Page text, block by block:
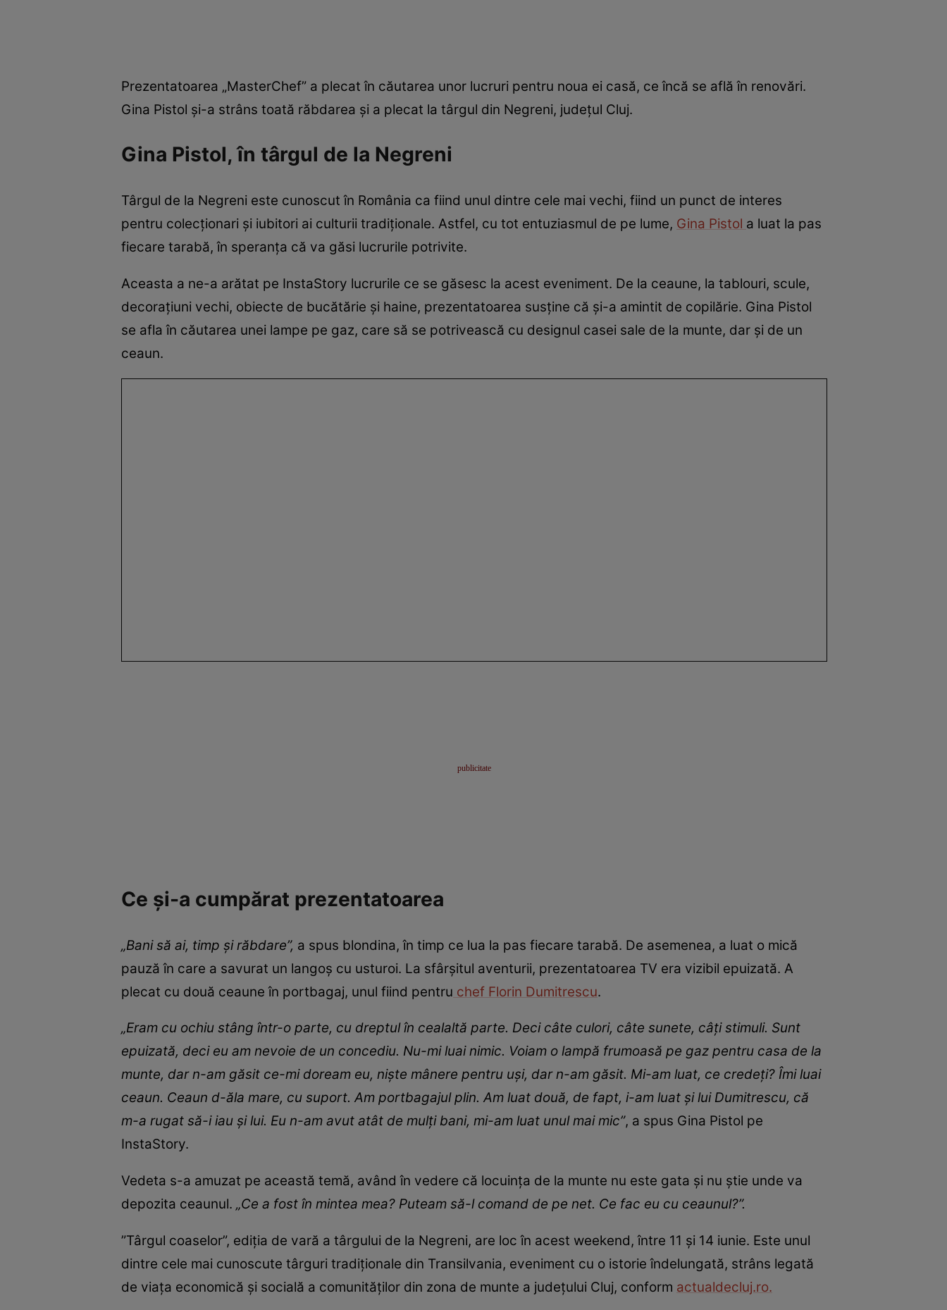
Prezentatoarea „MasterChef” a plecat în căutarea unor lucruri pentru noua ei casă, ce încă se află în renovări.
Gina Pistol și-a strâns toată răbdarea și a plecat la târgul din Negreni, județul Cluj.
Gina Pistol, în târgul de la Negreni
Târgul de la Negreni este cunoscut în România ca fiind unul dintre cele mai vechi, fiind un punct de interes
pentru colecționari și iubitori ai culturii tradiționale. Astfel, cu tot entuziasmul de pe lume, Gina Pistol a luat la pas
fiecare tarabă, în speranța că va găsi lucrurile potrivite.
Aceasta a ne-a arătat pe InstaStory lucrurile ce se găsesc la acest eveniment. De la ceaune, la tablouri, scule,
decorațiuni vechi, obiecte de bucătărie și haine, prezentatoarea susține că și-a amintit de copilărie. Gina Pistol
se afla în căutarea unei lampe pe gaz, care să se potrivească cu designul casei sale de la munte, dar și de un
ceaun.
Ce și-a cumpărat prezentatoarea
„Bani să ai, timp și răbdare”, a spus blondina, în timp ce lua la pas fiecare tarabă. De asemenea, a luat o mică
pauză în care a savurat un langoș cu usturoi. La sfârșitul aventurii, prezentatoarea TV era vizibil epuizată. A
plecat cu două ceaune în portbagaj, unul fiind pentru chef Florin Dumitrescu.
„Eram cu ochiu stâng într-o parte, cu dreptul în cealaltă parte. Deci câte culori, câte sunete, câți stimuli. Sunt
epuizată, deci eu am nevoie de un concediu. Nu-mi luai nimic. Voiam o lampă frumoasă pe gaz pentru casa de la
munte, dar n-am găsit ce-mi doream eu, niște mânere pentru uși, dar n-am găsit. Mi-am luat, ce credeți? Îmi luai
ceaun. Ceaun d-ăla mare, cu suport. Am portbagajul plin. Am luat două, de fapt, i-am luat și lui Dumitrescu, că
m-a rugat să-i iau și lui. Eu n-am avut atât de mulți bani, mi-am luat unul mai mic”, a spus Gina Pistol pe
InstaStory.
Vedeta s-a amuzat pe această temă, având în vedere că locuința de la munte nu este gata și nu știe unde va
depozita ceaunul. „Ce a fost în mintea mea? Puteam să-l comand de pe net. Ce fac eu cu ceaunul?”.
”Târgul coaselor”, ediția de vară a târgului de la Negreni, are loc în acest weekend, între 11 și 14 iunie. Este unul
dintre cele mai cunoscute târguri tradiționale din Transilvania, eveniment cu o istorie îndelungată, strâns legată
de viața economică și socială a comunităților din zona de munte a județului Cluj, conform actualdecluj.ro.